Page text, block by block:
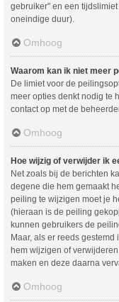
gebruiker" en een
oneindige duur).
Omhoog
Waarom kan ik niet meer
De limiet voor de
meer opties denkt nodig te
contact op met de
Omhoog
Hoe wijzig of verwijder ik
Net zoals bij de berichten
degene die hem gemaakt
peiling te wijzigen moet je
(hieraan is de peiling
kunnen gebruikers de
Maar, als er reeds
hem wijzigen of
maken en deze daarna
Omhoog